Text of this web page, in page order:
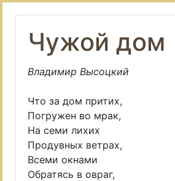
Чужой дом
Владимир Высоцкий
Что за дом притих,
Погружен во мрак,
На семи лихих
Продувных ветрах,
Всеми окнами
Обратясь в овраг,